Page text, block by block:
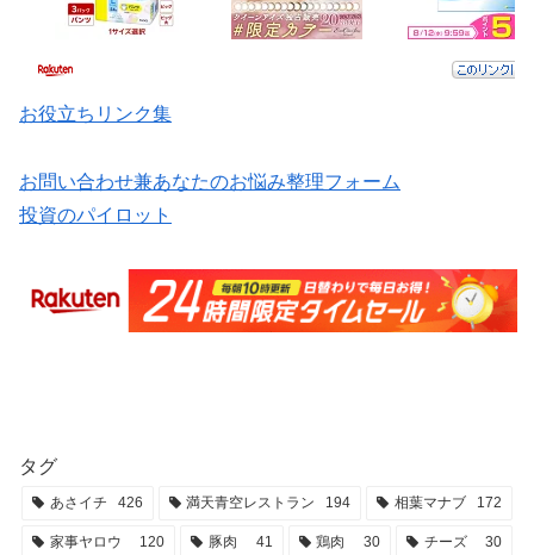
お役立ちリンク集
お問い合わせ兼あなたのお悩み整理フォーム
投資のパイロット
タグ
あさイチ 426 満天青空レストラン 194 相葉マナブ 172
家事ヤロウ 120 豚肉 41 鶏肉 30 チーズ 30